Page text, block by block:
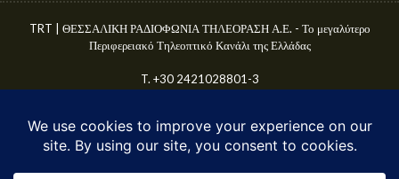
TRT | ΘΕΣΣΑΛΙΚΗ ΡΑΔΙΟΦΩΝΙΑ ΤΗΛΕΟΡΑΣΗ Α.Ε. - Το μεγαλύτερο
Περιφερειακό Τηλεοπτικό Κανάλι της Ελλάδας
T. +30 2421028801-3
© TRT A.E. 2025